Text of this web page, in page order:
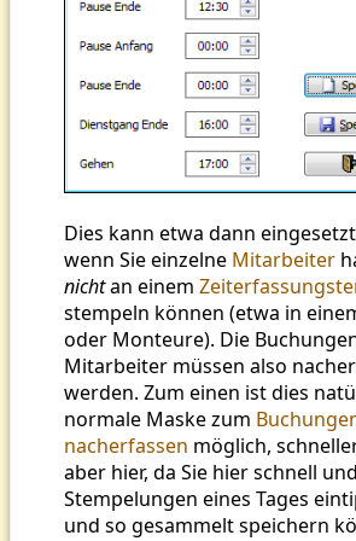
Dies kann etwa dann
wenn Sie einzelne Mitarbeiter
nichtan einem
stempeln können (etwa in
oder Monteure). Die
Mitarbeiter müssen also
werden. Zum einen ist dies
normale Maske zum
nacherfassen möglich,
aber hier, da Sie hier schnell
Stempelungen eines Tages
und so gesammelt speichern